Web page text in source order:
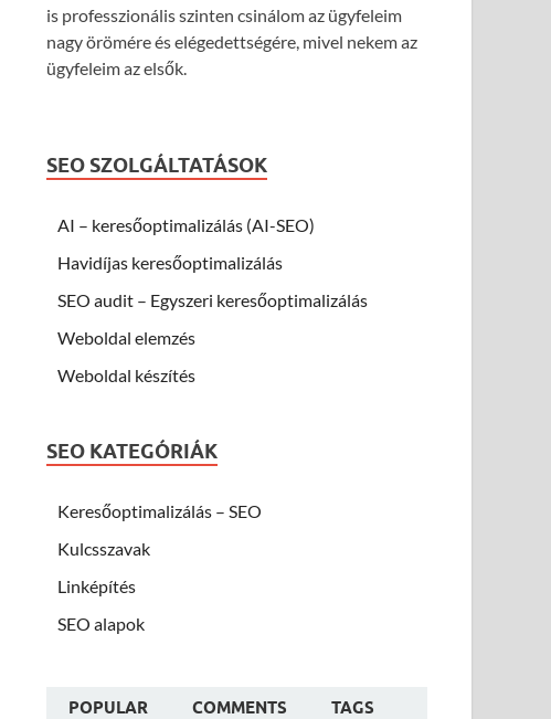
is professzionális szinten csinálom az ügyfeleim
nagy örömére és elégedettségére, mivel nekem az
ügyfeleim az elsők.
SEO SZOLGÁLTATÁSOK
AI – keresőoptimalizálás (AI-SEO)
Havidíjas keresőoptimalizálás
SEO audit – Egyszeri keresőoptimalizálás
Weboldal elemzés
Weboldal készítés
SEO KATEGÓRIÁK
Keresőoptimalizálás – SEO
Kulcsszavak
Linképítés
SEO alapok
POPULAR COMMENTS TAGS